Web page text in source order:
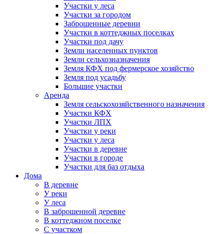
Участки у леса
Участки за городом
Заброшенные деревни
Участки в коттеджных поселках
Участки под дачу
Земли населенных пунктов
Земли сельхозназначения
Земля КФХ под фермерское хозяйство
Земля под усадьбу
Большие участки
Аренда
Земля сельскохозяйственного назначения
Участки КФХ
Участки ЛПХ
Участки у реки
Участки у леса
Участки в деревне
Участки в городе
Участки для баз отдыха
Дома
В деревне
У реки
У леса
В заброшенной деревне
В коттеджном поселке
С участком